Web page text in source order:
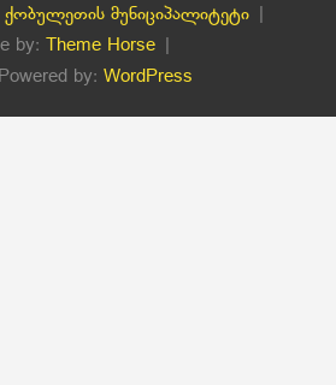
ქობულეთის მუნიციპალიტეტი
by: Theme Horse
by: WordPress